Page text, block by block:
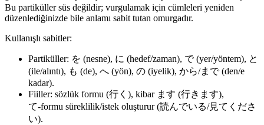
Bu partiküller süs değildir; vurgulamak için cümleleri yeniden
düzenlediğinizde bile anlamı sabit tutan omurgadır.
Kullanışlı sabitler:
Partiküller: を (nesne), に (hedef/zaman), で (yer/yöntem), と
(ile/alıntı), も (de), へ (yön), の (iyelik), から/まで (den/e
kadar).
Fiiller: sözlük formu (行く), kibar ます (行きます),
て‑formu süreklilik/istek oluşturur (読んでいる/見てくださ
い).